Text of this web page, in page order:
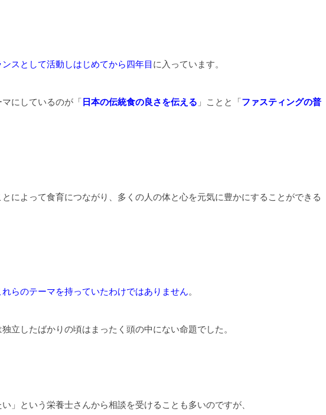
ンスとして活動しはじめてから四年目 に入っています。
にしているのが「 日本の伝統食の良さを伝える 」ことと「 ファスティングの普
によって食育につながり、多くの人の体と心を元気に豊かにすることができる
らのテーマを持っていたわけではありません。
立したばかりの頃はまったく頭の中にない命題でした。
い」という栄養士さんから相談を受けることも多いのですが、